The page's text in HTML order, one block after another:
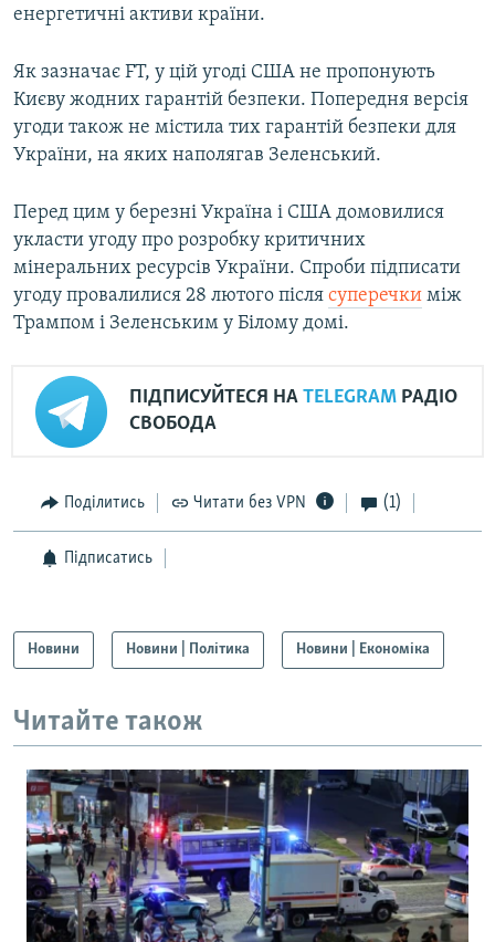
енергетичні активи країни.
Як зазначає FT, у цій угоді США не пропонують
Києву жодних гарантій безпеки. Попередня версія
угоди також не містила тих гарантій безпеки для
України, на яких наполягав Зеленський.
Перед цим у березні Україна і США домовилися
укласти угоду про розробку критичних
мінеральних ресурсів України. Спроби підписати
угоду провалилися 28 лютого після суперечки між
Трампом і Зеленським у Білому домі.
ПІДПИСУЙТЕСЯ НА TELEGRAM РАДІО
СВОБОДА
Поділитись Читати без VPN (1)
Підписатись
Новини Новини | Політика Новини | Економіка
Читайте також